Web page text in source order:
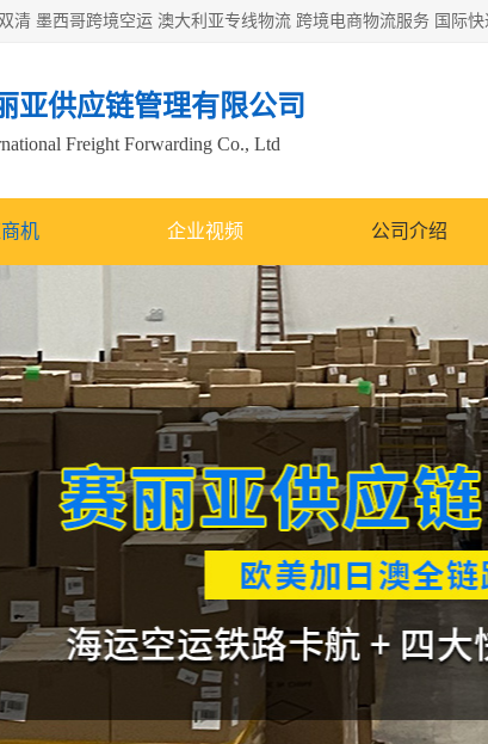
亚供应链管理有限公司
Freight Forwarding Co., Ltd
机 企业视频 公司介绍